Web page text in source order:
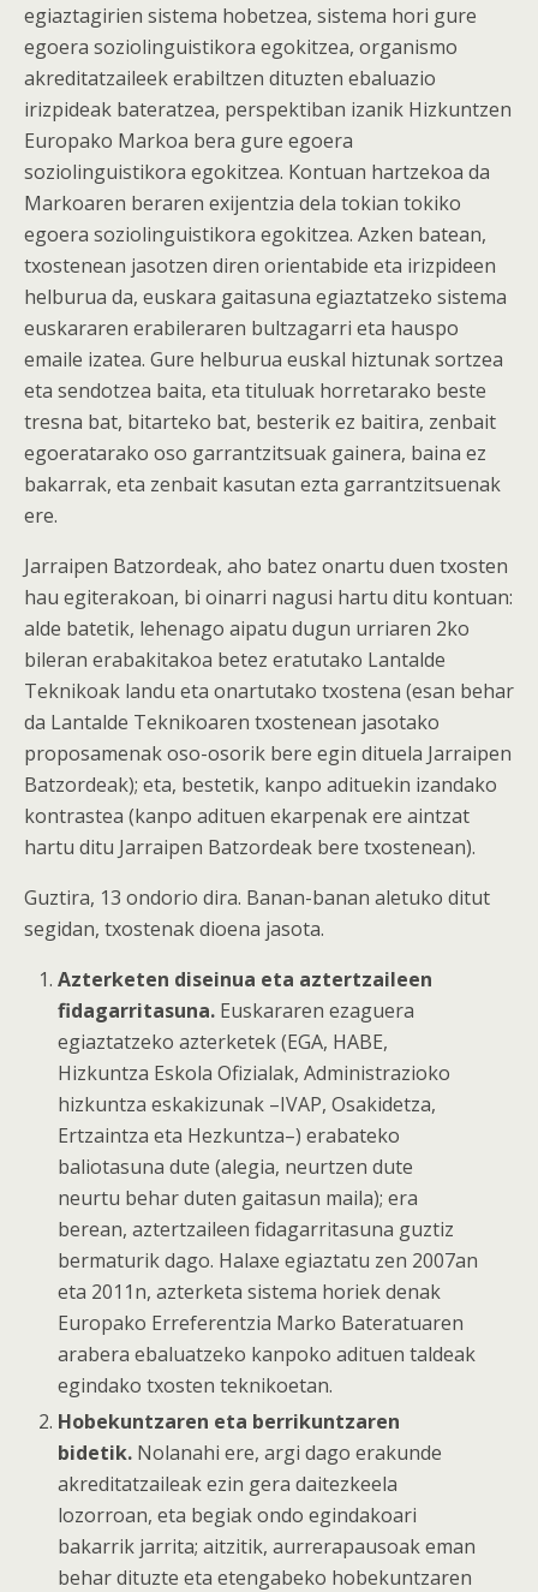
egiaztagirien sistema hobetzea, sistema hori gure
egoera soziolinguistikora egokitzea, organismo
akreditatzaileek erabiltzen dituzten ebaluazio
irizpideak bateratzea, perspektiban izanik Hizkuntzen
Europako Markoa bera gure egoera
soziolinguistikora egokitzea. Kontuan hartzekoa da
Markoaren beraren exijentzia dela tokian tokiko
egoera soziolinguistikora egokitzea. Azken batean,
txostenean jasotzen diren orientabide eta irizpideen
helburua da, euskara gaitasuna egiaztatzeko sistema
euskararen erabileraren bultzagarri eta hauspo
emaile izatea. Gure helburua euskal hiztunak sortzea
eta sendotzea baita, eta tituluak horretarako beste
tresna bat, bitarteko bat, besterik ez baitira, zenbait
egoeratarako oso garrantzitsuak gainera, baina ez
bakarrak, eta zenbait kasutan ezta garrantzitsuenak
ere.
Jarraipen Batzordeak, aho batez onartu duen txosten
hau egiterakoan, bi oinarri nagusi hartu ditu kontuan:
alde batetik, lehenago aipatu dugun urriaren 2ko
bileran erabakitakoa betez eratutako Lantalde
Teknikoak landu eta onartutako txostena (esan behar
da Lantalde Teknikoaren txostenean jasotako
proposamenak oso-osorik bere egin dituela Jarraipen
Batzordeak); eta, bestetik, kanpo adituekin izandako
kontrastea (kanpo adituen ekarpenak ere aintzat
hartu ditu Jarraipen Batzordeak bere txostenean).
Guztira, 13 ondorio dira. Banan-banan aletuko ditut
segidan, txostenak dioena jasota.
Azterketen diseinua eta aztertzaileen
fidagarritasuna. Euskararen ezaguera
egiaztatzeko azterketek (EGA, HABE,
Hizkuntza Eskola Ofizialak, Administrazioko
hizkuntza eskakizunak –IVAP, Osakidetza,
Ertzaintza eta Hezkuntza–) erabateko
baliotasuna dute (alegia, neurtzen dute
neurtu behar duten gaitasun maila); era
berean, aztertzaileen fidagarritasuna guztiz
bermaturik dago. Halaxe egiaztatu zen 2007an
eta 2011n, azterketa sistema horiek denak
Europako Erreferentzia Marko Bateratuaren
arabera ebaluatzeko kanpoko adituen taldeak
egindako txosten teknikoetan.
Hobekuntzaren eta berrikuntzaren
bidetik. Nolanahi ere, argi dago erakunde
akreditatzaileak ezin gera daitezkeela
lozorroan, eta begiak ondo egindakoari
bakarrik jarrita; aitzitik, aurrerapausoak eman
behar dituzte eta etengabeko hobekuntzaren